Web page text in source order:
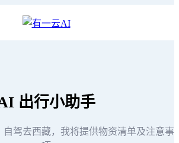
出行小助手
自驾去西藏，我将提供物资清单及注意事